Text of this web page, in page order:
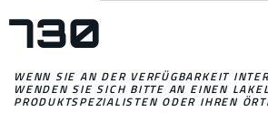
730
WENN SIE AN DER VERFÜGBARKEIT
WENDEN SIE SICH BITTE AN EINEN
PRODUKTSPEZIALISTEN ODER IHREN